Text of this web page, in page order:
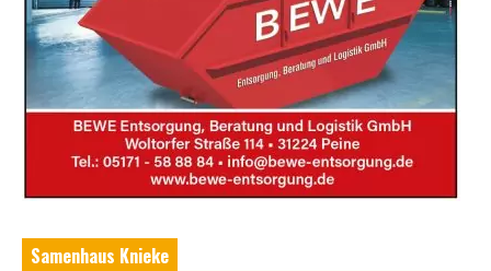
Samenhaus Knieke